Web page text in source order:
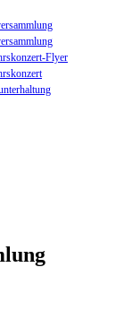
Flyer